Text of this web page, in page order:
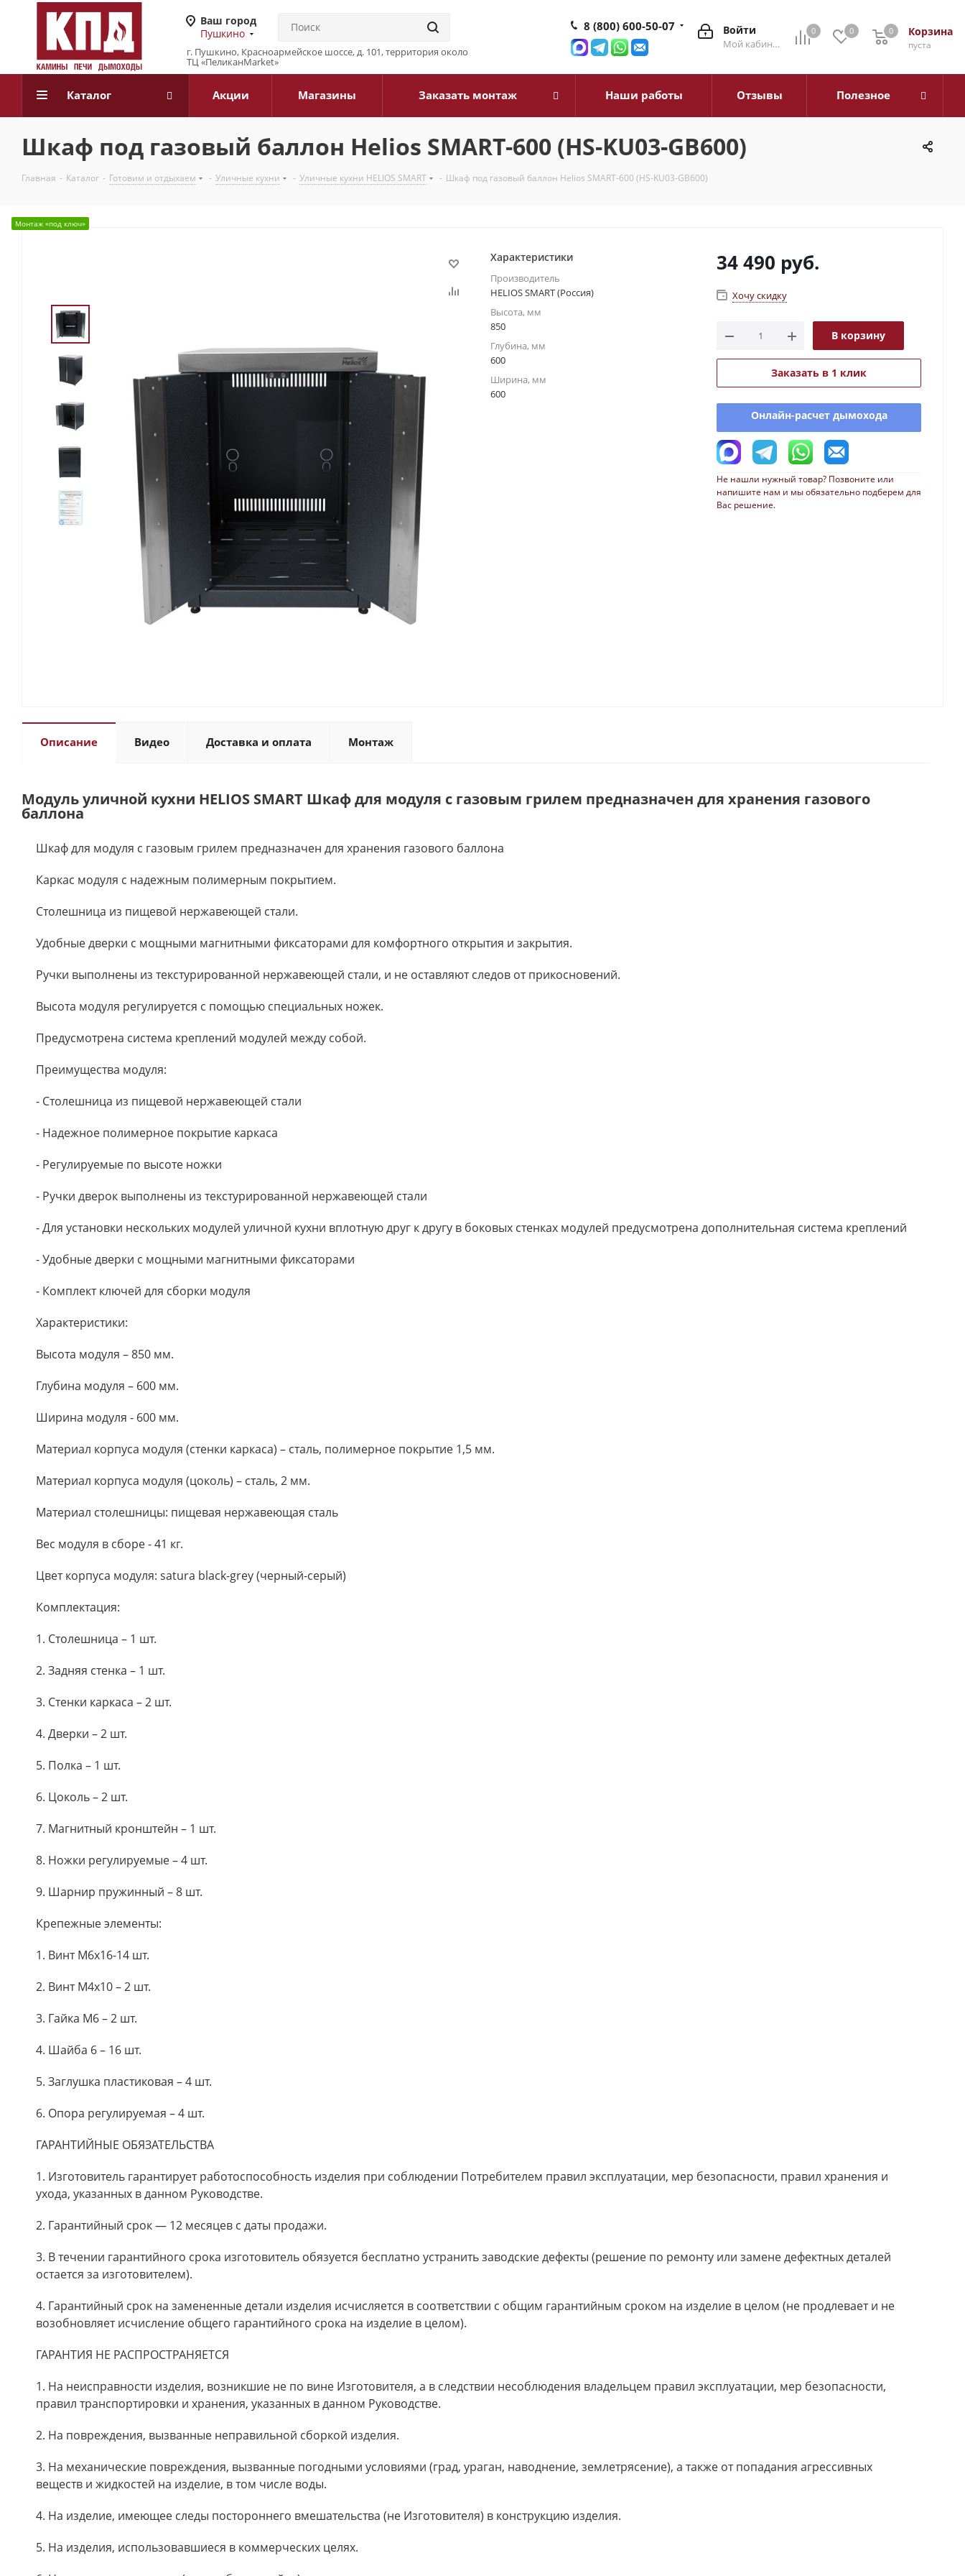
Ваш город
Пушкино
г. Пушкино, Красноармейское шоссе, д. 101, территория около
ТЦ «ПеликанMarket»
0 0 Корзина
0
пуста
0
Войти
Мой кабинет
8 (800) 600-50-07
Каталог Акции Магазины Заказать монтаж Наши работы Отзывы Полезное
Шкаф под газовый баллон Helios SMART-600 (HS-KU03-GB600)
Главная - Каталог - Готовим и отдыхаем - Уличные кухни - Уличные кухни HELIOS SMART - Шкаф под газовый баллон Helios SMART-600 (HS-KU03-GB600)
Монтаж «под ключ»
Характеристики
Производитель
HELIOS SMART (Россия)
Высота, мм
850
Глубина, мм
600
Ширина, мм
600
34 490 руб.
Хочу скидку
В корзину
Заказать в 1 клик
Онлайн-расчет дымохода
Не нашли нужный товар? Позвоните или
напишите нам и мы обязательно подберем для
Вас решение.
Описание Видео Доставка и оплата Монтаж
Модуль уличной кухни HELIOS SMART Шкаф для модуля с газовым грилем предназначен для хранения газового
баллона
Шкаф для модуля с газовым грилем предназначен для хранения газового баллона
Каркас модуля с надежным полимерным покрытием.
Столешница из пищевой нержавеющей стали.
Удобные дверки с мощными магнитными фиксаторами для комфортного открытия и закрытия.
Ручки выполнены из текстурированной нержавеющей стали, и не оставляют следов от прикосновений.
Высота модуля регулируется с помощью специальных ножек.
Предусмотрена система креплений модулей между собой.
Преимущества модуля:
- Столешница из пищевой нержавеющей стали
- Надежное полимерное покрытие каркаса
- Регулируемые по высоте ножки
- Ручки дверок выполнены из текстурированной нержавеющей стали
- Для установки нескольких модулей уличной кухни вплотную друг к другу в боковых стенках модулей предусмотрена дополнительная система креплений
- Удобные дверки с мощными магнитными фиксаторами
- Комплект ключей для сборки модуля
Характеристики:
Высота модуля – 850 мм.
Глубина модуля – 600 мм.
Ширина модуля - 600 мм.
Материал корпуса модуля (стенки каркаса) – сталь, полимерное покрытие 1,5 мм.
Материал корпуса модуля (цоколь) – сталь, 2 мм.
Материал столешницы: пищевая нержавеющая сталь
Вес модуля в сборе - 41 кг.
Цвет корпуса модуля: satura black-grey (черный-серый)
Комплектация:
1. Столешница – 1 шт.
2. Задняя стенка – 1 шт.
3. Стенки каркаса – 2 шт.
4. Дверки – 2 шт.
5. Полка – 1 шт.
6. Цоколь – 2 шт.
7. Магнитный кронштейн – 1 шт.
8. Ножки регулируемые – 4 шт.
9. Шарнир пружинный – 8 шт.
Крепежные элементы:
1. Винт М6х16-14 шт.
2. Винт М4х10 – 2 шт.
3. Гайка М6 – 2 шт.
4. Шайба 6 – 16 шт.
5. Заглушка пластиковая – 4 шт.
6. Опора регулируемая – 4 шт.
ГАРАНТИЙНЫЕ ОБЯЗАТЕЛЬСТВА
1. Изготовитель гарантирует работоспособность изделия при соблюдении Потребителем правил эксплуатации, мер безопасности, правил хранения и
ухода, указанных в данном Руководстве.
2. Гарантийный срок — 12 месяцев с даты продажи.
3. В течении гарантийного срока изготовитель обязуется бесплатно устранить заводские дефекты (решение по ремонту или замене дефектных деталей
остается за изготовителем).
4. Гарантийный срок на замененные детали изделия исчисляется в соответствии с общим гарантийным сроком на изделие в целом (не продлевает и не
возобновляет исчисление общего гарантийного срока на изделие в целом).
ГАРАНТИЯ НЕ РАСПРОСТРАНЯЕТСЯ
1. На неисправности изделия, возникшие не по вине Изготовителя, а в следствии несоблюдения владельцем правил эксплуатации, мер безопасности,
правил транспортировки и хранения, указанных в данном Руководстве.
2. На повреждения, вызванные неправильной сборкой изделия.
3. На механические повреждения, вызванные погодными условиями (град, ураган, наводнение, землетрясение), а также от попадания агрессивных
веществ и жидкостей на изделие, в том числе воды.
4. На изделие, имеющее следы постороннего вмешательства (не Изготовителя) в конструкцию изделия.
5. На изделия, использовавшиеся в коммерческих целях.